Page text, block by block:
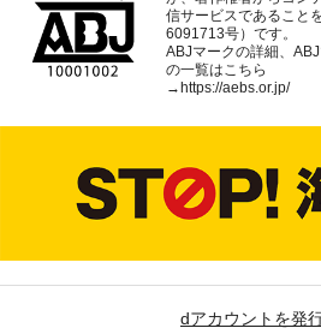
信サービスであること
6091713号）です。
ABJマークの詳細、
の一覧はこちら
→ https://aebs.or.jp/
dアカウントを発